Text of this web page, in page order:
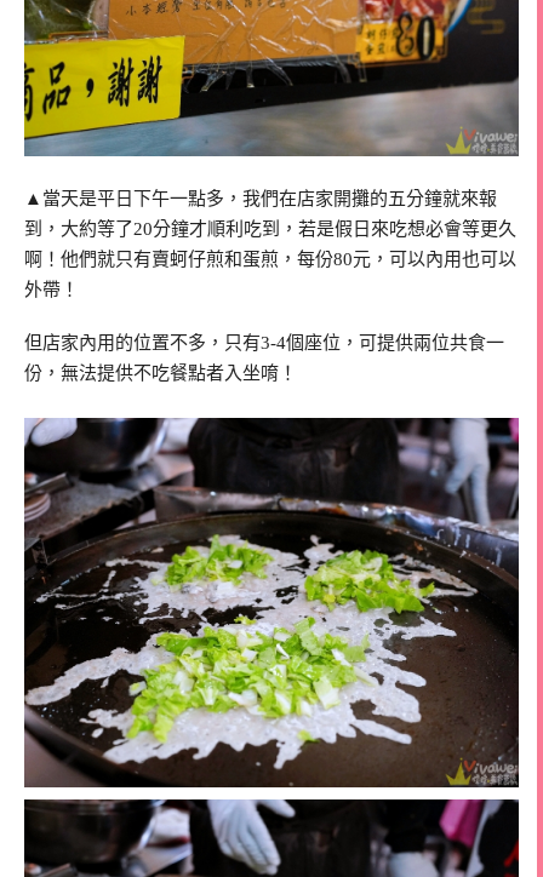
▲當天是平日下午一點多，我們在店家開攤的五分鐘就來報
到，大約等了20分鐘才順利吃到，若是假日來吃想必會等更久
啊！他們就只有賣蚵仔煎和蛋煎，每份80元，可以內用也可以
外帶！
但店家內用的位置不多，只有3-4個座位，可提供兩位共食一
份，無法提供不吃餐點者入坐唷！